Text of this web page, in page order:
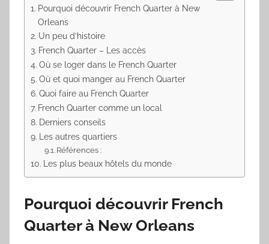
Pourquoi découvrir French Quarter à New
Orleans
Un peu d’histoire
French Quarter – Les accès
Où se loger dans le French Quarter
Où et quoi manger au French Quarter
Quoi faire au French Quarter
French Quarter comme un local
Derniers conseils
Les autres quartiers
Références :
Les plus beaux hôtels du monde
Pourquoi découvrir French
Quarter à New Orleans